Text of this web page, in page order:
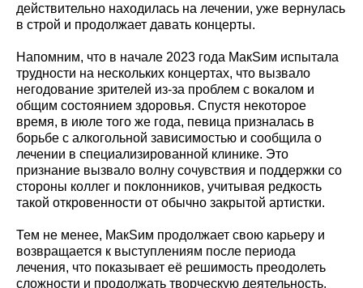
действительно находилась на лечении, уже вернулась
в строй и продолжает давать концерты.
Напомним, что в начале 2023 года МакSим испытала
трудности на нескольких концертах, что вызвало
негодование зрителей из-за проблем с вокалом и
общим состоянием здоровья. Спустя некоторое
время, в июле того же года, певица призналась в
борьбе с алкогольной зависимостью и сообщила о
лечении в специализированной клинике. Это
признание вызвало волну сочувствия и поддержки со
стороны коллег и поклонников, учитывая редкость
такой откровенности от обычно закрытой артистки.
Тем не менее, МакSим продолжает свою карьеру и
возвращается к выступлениям после периода
лечения, что показывает её решимость преодолеть
сложности и продолжать творческую деятельность.